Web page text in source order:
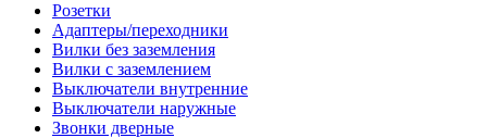
Розетки
Адаптеры/переходники
Вилки без заземления
Вилки с заземлением
Выключатели внутренние
Выключатели наружные
Звонки дверные